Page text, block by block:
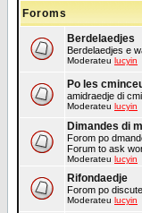
Foroms
Berdelaedjes
Berdelaedjes e
Moderateu lucyin
Po les
amidraedje di
Moderateu lucyin
Dimandes di
Forom po
Forum to ask
Moderateu lucyin
Rifondaedje
Forom po
Moderateu lucyin